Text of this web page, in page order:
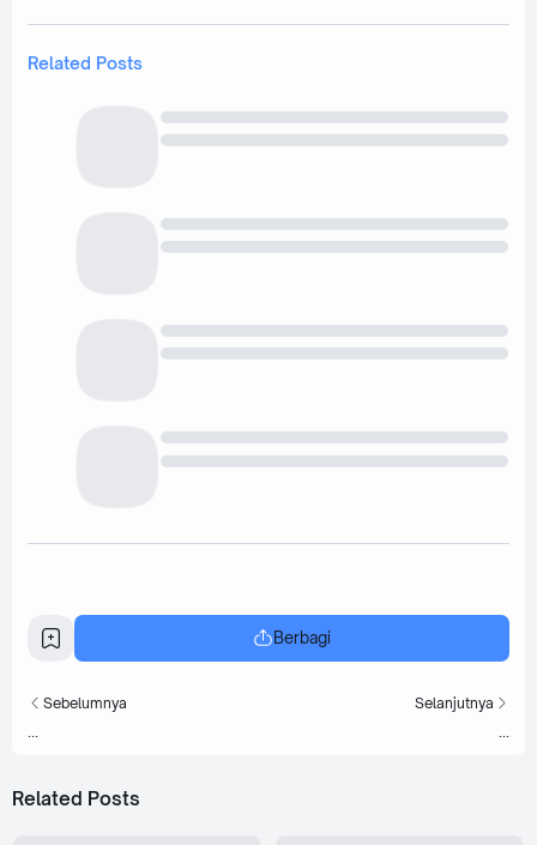
Related Posts
Berbagi
Sebelumnya
...
Selanjutnya
...
Related Posts